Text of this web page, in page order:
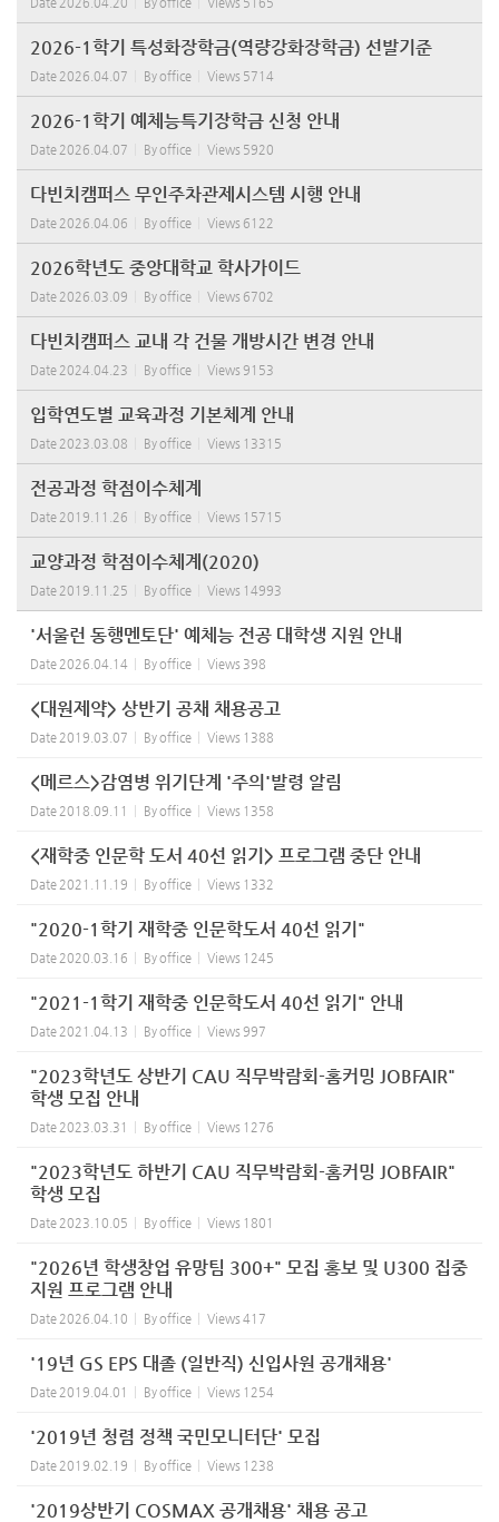
2026-1학기 특성화장학금(역량강화장학금) 선발기준
Date 2026.04.07 Byoffice Views 5714
2026-1학기 예체능특기장학금 신청 안내
Date 2026.04.07 Byoffice Views 5920
다빈치캠퍼스 무인주차관제시스템 시행 안내
Date 2026.04.06 Byoffice Views 6122
2026학년도 중앙대학교 학사가이드
Date 2026.03.09 Byoffice Views 6702
다빈치캠퍼스 교내 각 건물 개방시간 변경 안내
Date 2024.04.23 Byoffice Views 9153
입학연도별 교육과정 기본체계 안내
Date 2023.03.08 Byoffice Views 13315
전공과정 학점이수체계
Date 2019.11.26 Byoffice Views 15715
교양과정 학점이수체계(2020)
Date 2019.11.25 Byoffice Views 14993
'서울런 동행멘토단' 예체능 전공 대학생 지원 안내
Date 2026.04.14 Byoffice Views 398
<대원제약> 상반기 공채 채용공고
Date 2019.03.07 Byoffice Views 1388
<메르스>감염병 위기단계 '주의'발령 알림
Date 2018.09.11 Byoffice Views 1358
<재학중 인문학 도서 40선 읽기> 프로그램 중단 안내
Date 2021.11.19 Byoffice Views 1332
"2020-1학기 재학중 인문학도서 40선 읽기"
Date 2020.03.16 Byoffice Views 1245
"2021-1학기 재학중 인문학도서 40선 읽기" 안내
Date 2021.04.13 Byoffice Views 997
"2023학년도 상반기 CAU 직무박람회-홈커밍 JOBFAIR"
학생 모집 안내
Date 2023.03.31 Byoffice Views 1276
"2023학년도 하반기 CAU 직무박람회-홈커밍 JOBFAIR"
학생 모집
Date 2023.10.05 Byoffice Views 1801
"2026년 학생창업 유망팀 300+" 모집 홍보 및 U300 집중
지원 프로그램 안내
Date 2026.04.10 Byoffice Views 417
'19년 GS EPS 대졸 (일반직) 신입사원 공개채용'
Date 2019.04.01 Byoffice Views 1254
'2019년 청렴 정책 국민모니터단' 모집
Date 2019.02.19 Byoffice Views 1238
'2019상반기 COSMAX 공개채용' 채용 공고